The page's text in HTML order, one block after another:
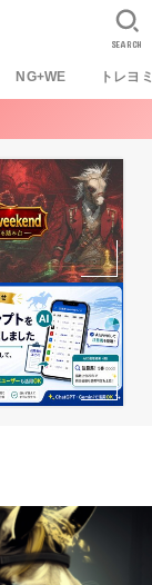
NG+WE トレヨ
SEARCH